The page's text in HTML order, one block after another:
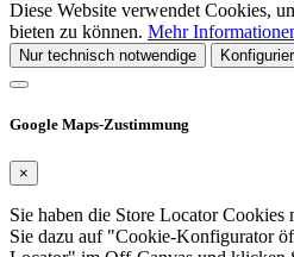
Diese Website verwendet Cookies,
bieten zu können. Mehr
Nur technisch notwendige
Google Maps-Zustimmung
×
Sie haben die Store Locator
Sie dazu auf "Cookie-Konfigurator